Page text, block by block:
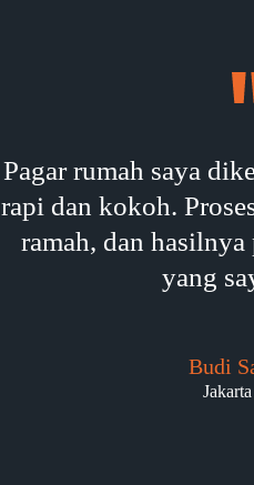
Pagar rumah saya
rapi dan kokoh.
ramah, dan hasilnya
yang
Budi